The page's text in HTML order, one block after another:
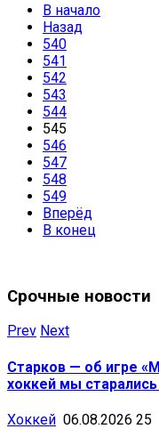
В начало
Назад
540
541
542
543
544
545
546
547
548
549
Вперёд
В конец
Срочные новости
Prev Next
Старков — об игре
хоккей мы
Хоккей 06.08.2026 25